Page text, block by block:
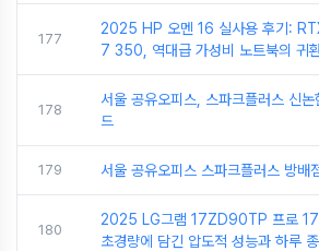
177
2025 HP 오멘 16 실사용 후기:
7 350, 역대급 가성비 노트북의 귀
178
서울 공유오피스, 스파크플러스 신
드
179 서울 공유오피스 스파크플러스 방배
180
2025 LG그램 17ZD90TP 프로
초경량에 담긴 압도적 성능과 하루